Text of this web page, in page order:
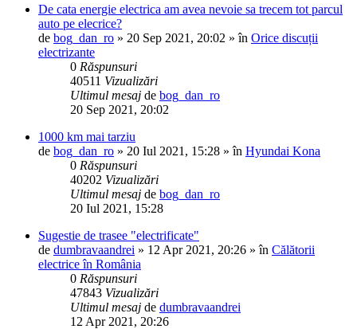
De cata energie electrica am avea nevoie sa trecem tot parcul
auto pe elecrice?
de bog_dan_ro » 20 Sep 2021, 20:02 » în Orice discuții
electrizante
0 Răspunsuri
40511 Vizualizări
Ultimul mesaj de bog_dan_ro
20 Sep 2021, 20:02
1000 km mai tarziu
de bog_dan_ro » 20 Iul 2021, 15:28 » în Hyundai Kona
0 Răspunsuri
40202 Vizualizări
Ultimul mesaj de bog_dan_ro
20 Iul 2021, 15:28
Sugestie de trasee "electrificate"
de dumbravaandrei » 12 Apr 2021, 20:26 » în Călătorii
electrice în România
0 Răspunsuri
47843 Vizualizări
Ultimul mesaj de dumbravaandrei
12 Apr 2021, 20:26